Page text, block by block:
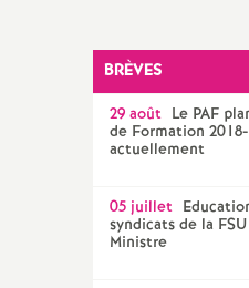
outils pour les militant-
GroupeLGBTQIA +
BRÈVES
29 août Le PAF
de Formation
actuellement
05 juillet
syndicats de la FSU
Ministre